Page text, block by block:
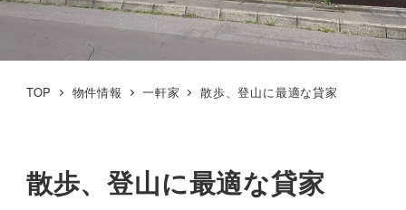
TOP 物件情報 一軒家 散歩、登山に最適な貸家
散歩、登山に最適な貸家